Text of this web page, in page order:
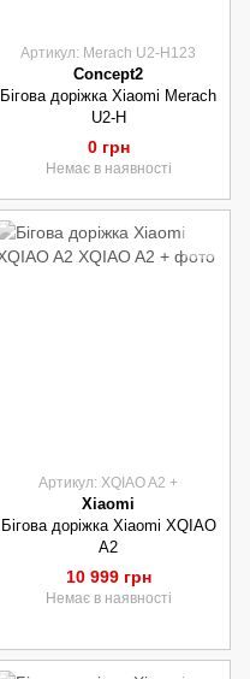
Артикул: Merach U2-H123
Concept2
Бігова доріжка Xiaomi Merach
U2-H
0 грн
Немає в наявності
Артикул: XQIAO A2 +
Xiaomi
Бігова доріжка Xiaomi XQIAO
A2
10 999 грн
Немає в наявності